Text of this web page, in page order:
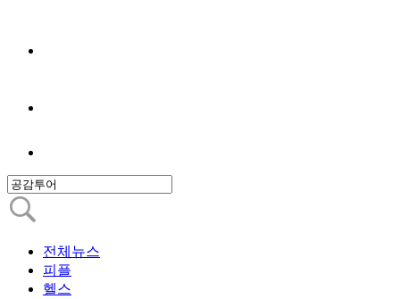
전체뉴스
피플
헬스